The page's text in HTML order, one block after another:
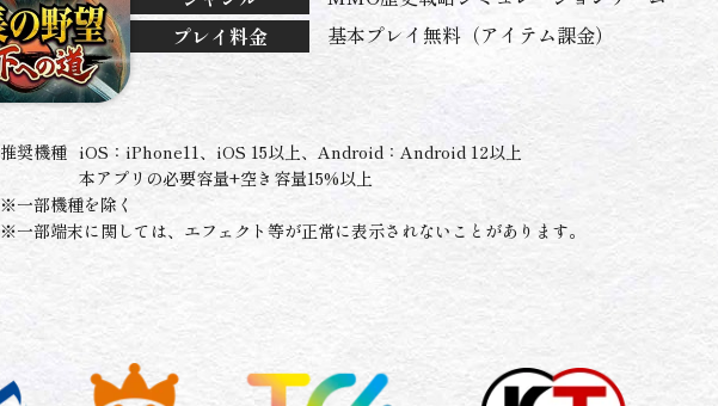
プレイ料金
基本プレイ無料（アイテム課金）
推奨機種 iOS：iPhone11、iOS 15以上、Android：Android 12以上
本アプリの必要容量+空き容量15%以上
※一部機種を除く
※一部端末に関しては、エフェクト等が正常に表示されないことがあります。